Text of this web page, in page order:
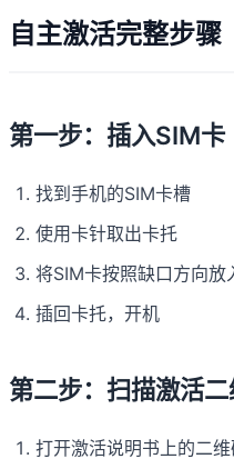
自主激活完整步骤
第一步：插入SIM卡
找到手机的SIM卡槽
使用卡针取出卡托
将SIM卡按照缺口方向放
插回卡托，开机
第二步：扫描激活
打开激活说明书上的二维